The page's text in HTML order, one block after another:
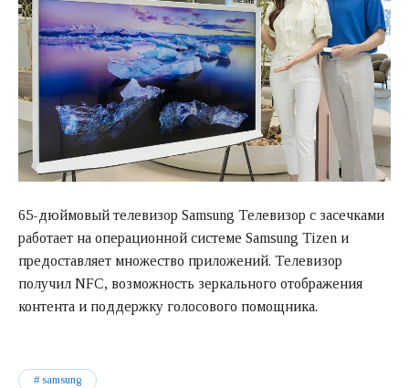
65-дюймовый телевизор Samsung Телевизор с засечками
работает на операционной системе Samsung Tizen и
предоставляет множество приложений. Телевизор
получил NFC, возможность зеркального отображения
контента и поддержку голосового помощника.
samsung